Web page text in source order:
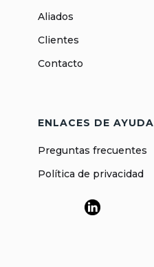
Aliados
Clientes
Contacto
ENLACES DE AYUDA
Preguntas frecuentes
Política de privacidad